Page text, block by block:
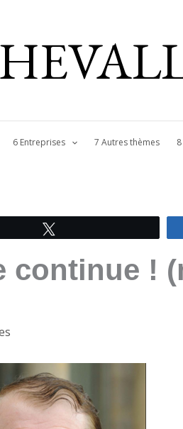
6 Entreprises 7 Autres thèmes
continue !